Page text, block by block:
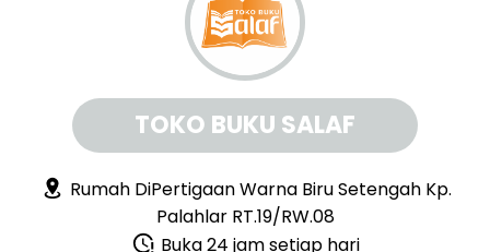
TOKO BUKU SALAF
Rumah DiPertigaan Warna Biru Setengah Kp.
Palahlar RT.19/RW.08
Buka 24 jam setiap hari